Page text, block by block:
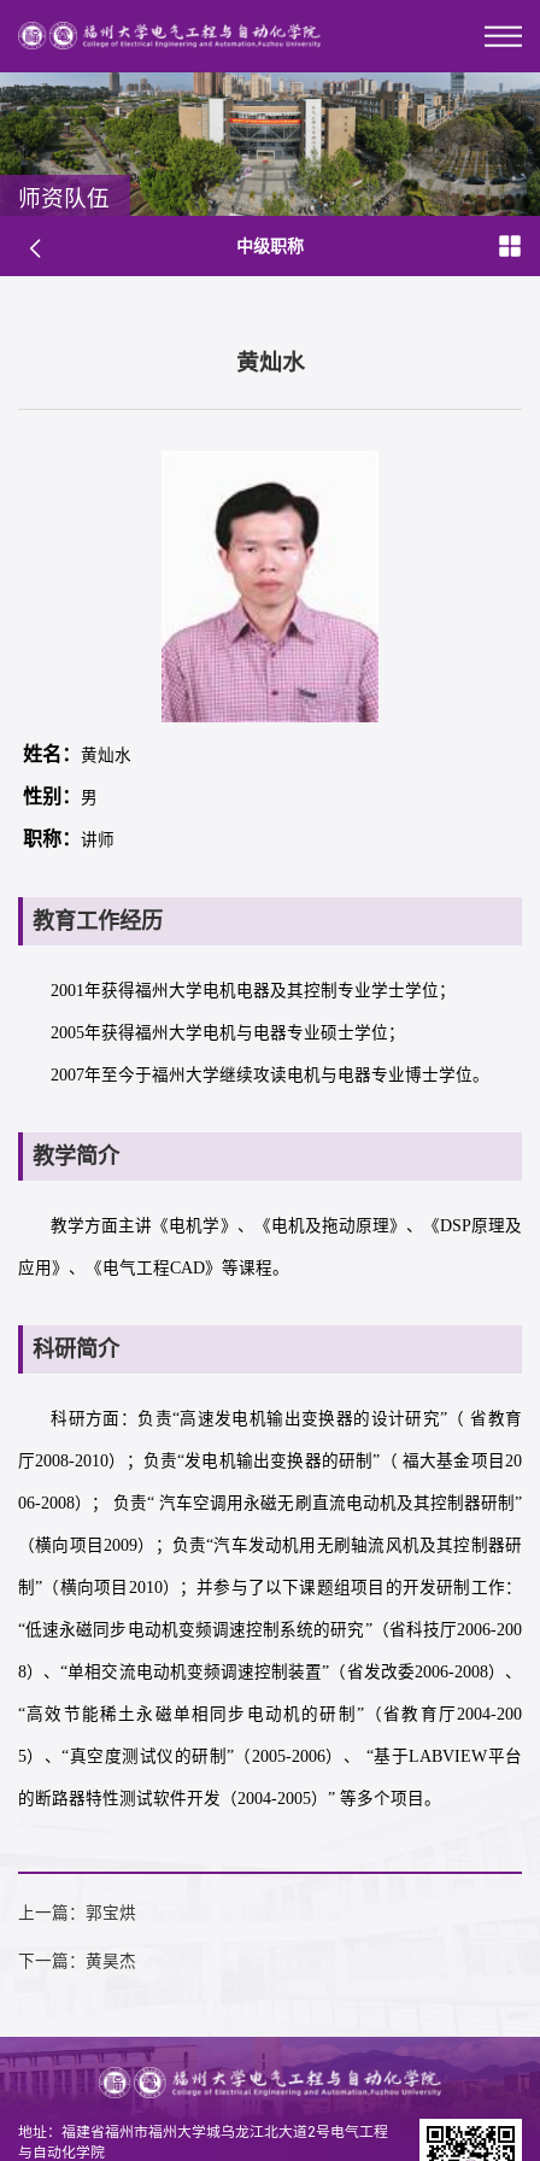
师资队伍
中级职称
黄灿水
姓名： 黄灿水
性别： 男
职称： 讲师
教育工作经历
2001年获得福州大学电机电器及其控制专业学士学位；
2005年获得福州大学电机与电器专业硕士学位；
2007年至今于福州大学继续攻读电机与电器专业博士学位。
教学简介
教学方面主讲《电机学》、《电机及拖动原理》、《DSP原理及
应用》、《电气工程CAD》等课程。
科研简介
科研方面：负责“高速发电机输出变换器的设计研究”（ 省教育
厅2008-2010）；负责“发电机输出变换器的研制”（ 福大基金项目20
06-2008）； 负责“ 汽车空调用永磁无刷直流电动机及其控制器研制”
（横向项目2009）；负责“汽车发动机用无刷轴流风机及其控制器研
制”（横向项目2010）；并参与了以下课题组项目的开发研制工作：
“低速永磁同步电动机变频调速控制系统的研究”（省科技厅2006-200
8）、“单相交流电动机变频调速控制装置”（省发改委2006-2008）、
“高效节能稀土永磁单相同步电动机的研制”（省教育厅2004-200
5）、“真空度测试仪的研制”（2005-2006）、 “基于LABVIEW平台
的断路器特性测试软件开发（2004-2005）” 等多个项目。
上一篇：郭宝烘
下一篇：黄昊杰
地址：福建省福州市福州大学城乌龙江北大道2号电气工程
与自动化学院